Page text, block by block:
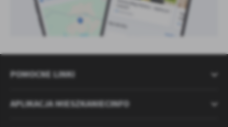
POMOCNE LINKI
APLIKACJA MIESZKANIECINFO